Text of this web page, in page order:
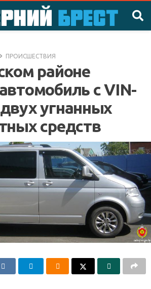
ПРОИСШЕСТВИЯ
районе
с VIN-
угнанных
средств